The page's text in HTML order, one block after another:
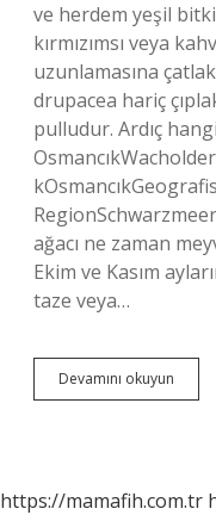
ve herdem yeşil
kırmızımsı veya
uzunlamasına
drupacea hariç
pulludur. Ardıç
ağacı ne zaman
Ekim ve Kasım
taze veya…
Devamını okuyun
Ardıç
https://mamafih.com.tr